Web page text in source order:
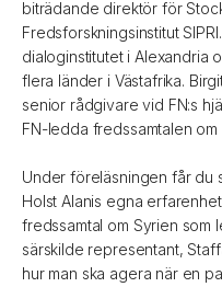
biträdande direktör för
Fredsforskningsinstitut
dialoginstitutet i Alexandria
flera länder i Västafrika.
senior rådgivare vid FN:s
FN-ledda fredssamtalen om
Under föreläsningen får du
Holst Alanis egna
fredssamtal om Syrien som
särskilde representant,
hur man ska agera när en